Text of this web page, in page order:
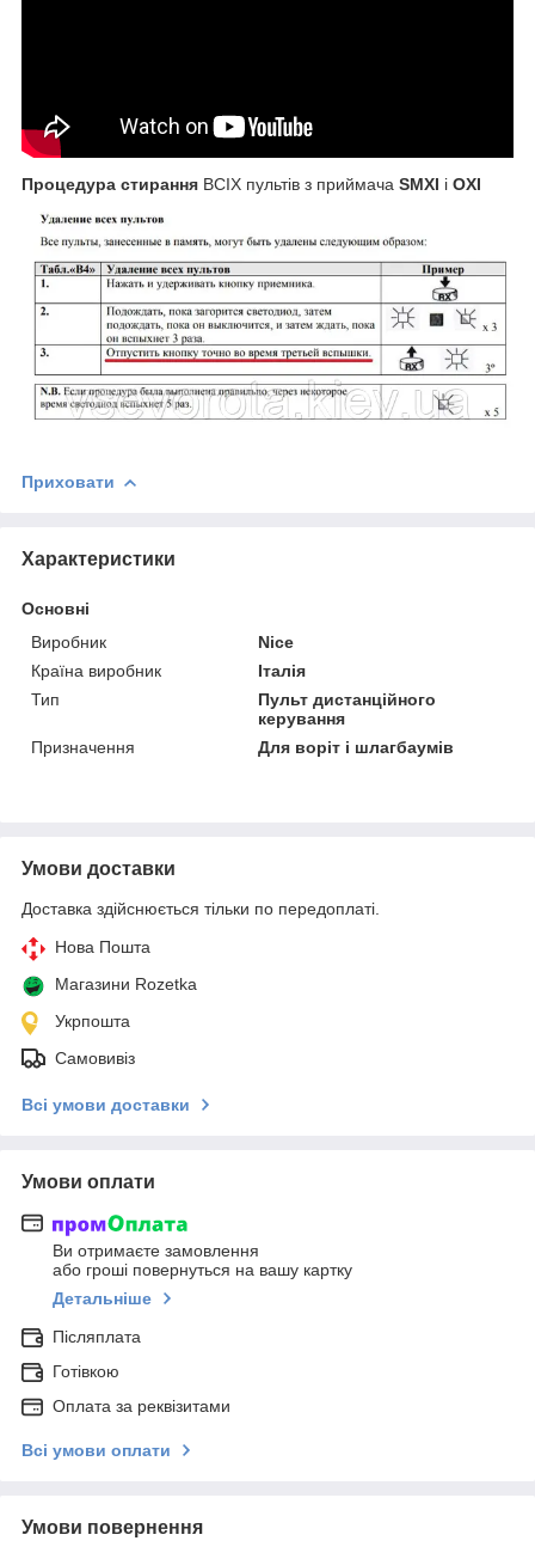
Процедура стирання ВСІХ пультів з приймача SMXI і OXI
Приховати
Характеристики
Основні
Виробник
Nice
Країна виробник
Італія
Тип
Пульт дистанційного
керування
Призначення
Для воріт і шлагбаумів
Умови доставки
Доставка здійснюється тільки по передоплаті.
Нова Пошта
Магазини Rozetka
Укрпошта
Самовивіз
Всі умови доставки
Умови оплати
Ви отримаєте замовлення
або гроші повернуться на вашу картку
Детальніше
Післяплата
Готівкою
Оплата за реквізитами
Всі умови оплати
Умови повернення